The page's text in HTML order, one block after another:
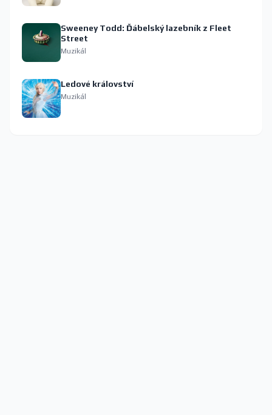
Sweeney Todd: Ďábelský lazebník z Fleet
Street
Muzikál
Ledové království
Muzikál